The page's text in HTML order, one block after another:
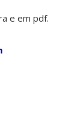
e em pdf.